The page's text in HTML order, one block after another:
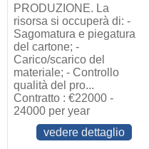
PRODUZIONE. La
risorsa si occuperà di: -
Sagomatura e piegatura
del cartone; -
Carico/scarico del
materiale; - Controllo
qualità del pro...
Contratto : €22000 -
24000 per year
vedere dettaglio